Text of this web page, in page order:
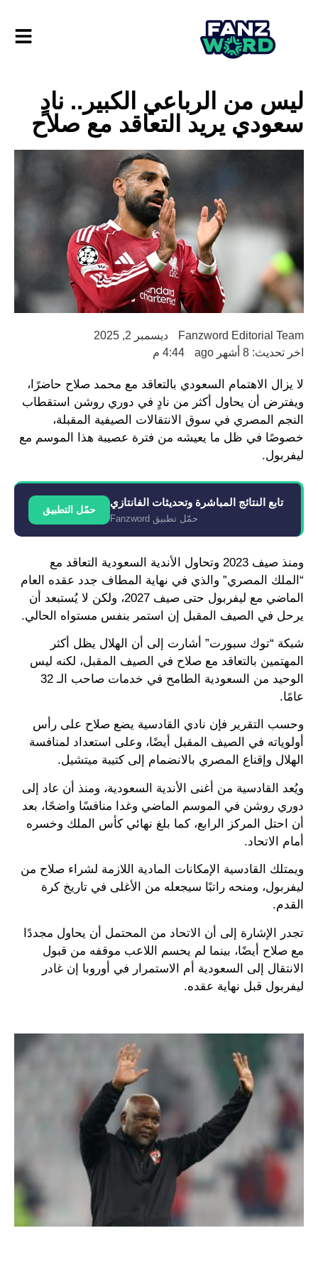
ليس من الرباعي الكبير.. نادٍ
سعودي يريد التعاقد مع صلاح
Fanzword Editorial Team
ديسمبر 2, 2025
اخر تحديث: 8 أشهر ago
4:44 م
لا يزال الاهتمام السعودي بالتعاقد مع محمد صلاح حاضرًا،
ويفترض أن يحاول أكثر من نادٍ في دوري روشن استقطاب
النجم المصري في سوق الانتقالات الصيفية المقبلة،
خصوصًا في ظل ما يعيشه من فترة عصيبة هذا الموسم مع
ليفربول.
تابع النتائج المباشرة وتحديثات الفانتازي
حمّل تطبيق Fanzword
حمّل التطبيق
ومنذ صيف 2023 وتحاول الأندية السعودية التعاقد مع
“الملك المصري” والذي في نهاية المطاف جدد عقده العام
الماضي مع ليفربول حتى صيف 2027، ولكن لا يُستبعد أن
يرحل في الصيف المقبل إن استمر بنفس مستواه الحالي.
شبكة “توك سبورت” أشارت إلى أن الهلال يظل أكثر
المهتمين بالتعاقد مع صلاح في الصيف المقبل، لكنه ليس
الوحيد من السعودية الطامح في خدمات صاحب الـ 32
عامًا.
وحسب التقرير فإن نادي القادسية يضع صلاح على رأس
أولوياته في الصيف المقبل أيضًا، وعلى استعداد لمنافسة
الهلال وإقناع المصري بالانضمام إلى كتيبة ميتشيل.
ويُعد القادسية من أغنى الأندية السعودية، ومنذ أن عاد إلى
دوري روشن في الموسم الماضي وغدا منافسًا واضحًا، بعد
أن احتل المركز الرابع، كما بلغ نهائي كأس الملك وخسره
أمام الاتحاد.
ويمتلك القادسية الإمكانات المادية اللازمة لشراء صلاح من
ليفربول، ومنحه راتبًا سيجعله من الأغلى في تاريخ كرة
القدم.
تجدر الإشارة إلى أن الاتحاد من المحتمل أن يحاول مجددًا
مع صلاح أيضًا، بينما لم يحسم اللاعب موقفه من قبول
الانتقال إلى السعودية أم الاستمرار في أوروبا إن غادر
ليفربول قبل نهاية عقده.